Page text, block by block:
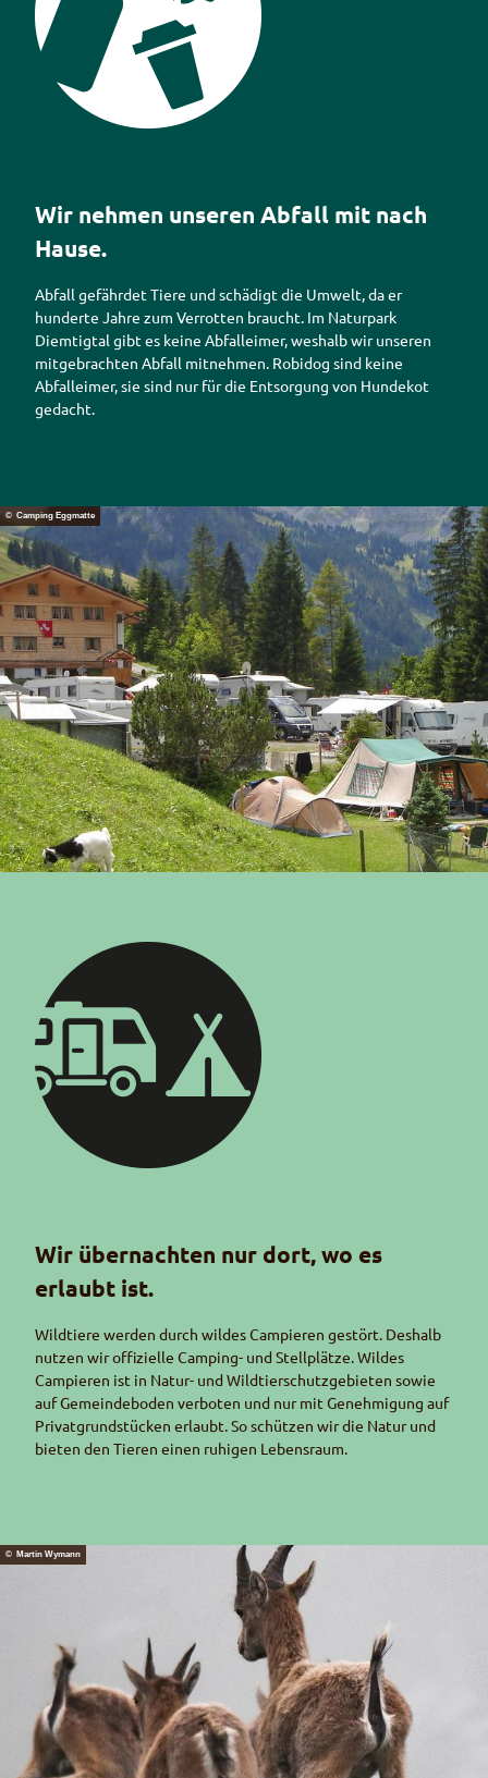
Wir nehmen unseren Abfall mit nach
Hause.
Abfall gefährdet Tiere und schädigt die Umwelt, da er
hunderte Jahre zum Verrotten braucht. Im Naturpark
Diemtigtal gibt es keine Abfalleimer, weshalb wir unseren
mitgebrachten Abfall mitnehmen. Robidog sind keine
Abfalleimer, sie sind nur für die Entsorgung von Hundekot
gedacht.
© Camping Eggmatte
Wir übernachten nur dort, wo es
erlaubt ist.
Wildtiere werden durch wildes Campieren gestört. Deshalb
nutzen wir offizielle Camping- und Stellplätze. Wildes
Campieren ist in Natur- und Wildtierschutzgebieten sowie
auf Gemeindeboden verboten und nur mit Genehmigung auf
Privatgrundstücken erlaubt. So schützen wir die Natur und
bieten den Tieren einen ruhigen Lebensraum.
© Martin Wymann